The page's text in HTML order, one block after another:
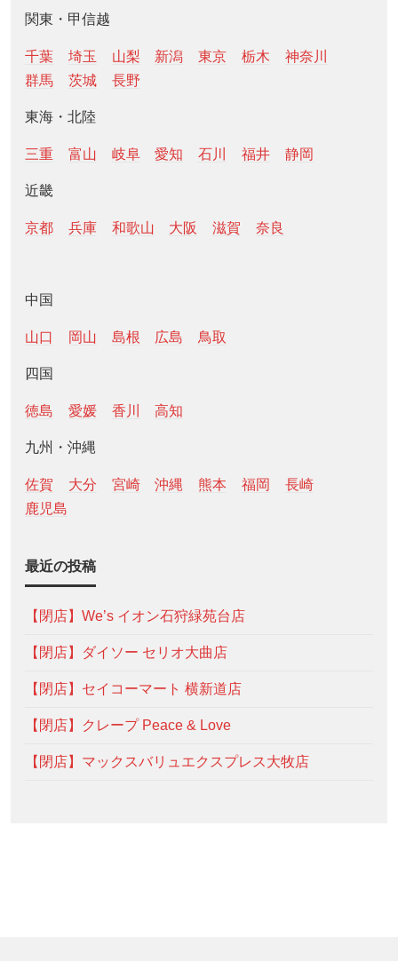
関東・甲信越
千葉 埼玉 山梨 新潟 東京 栃木
神奈川
群馬
茨城 長野
東海・北陸
三重 富山 岐阜 愛知 石川 福井 静岡
近畿
京都 兵庫 和歌山 大阪 滋賀 奈良
中国
山口 岡山 島根 広島 鳥取
四国
徳島 愛媛 香川 高知
九州・沖縄
佐賀 大分 宮崎 沖縄 熊本 福岡
長崎
鹿児島
最近の投稿
【閉店】We’s イオン石狩緑苑台店
【閉店】ダイソー セリオ大曲店
【閉店】セイコーマート 横新道店
【閉店】クレープ Peace & Love
【閉店】マックスバリュエクスプレス大牧店